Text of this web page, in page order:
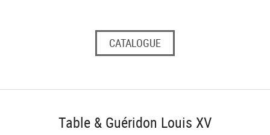
CATALOGUE
Table & Guéridon Louis XV